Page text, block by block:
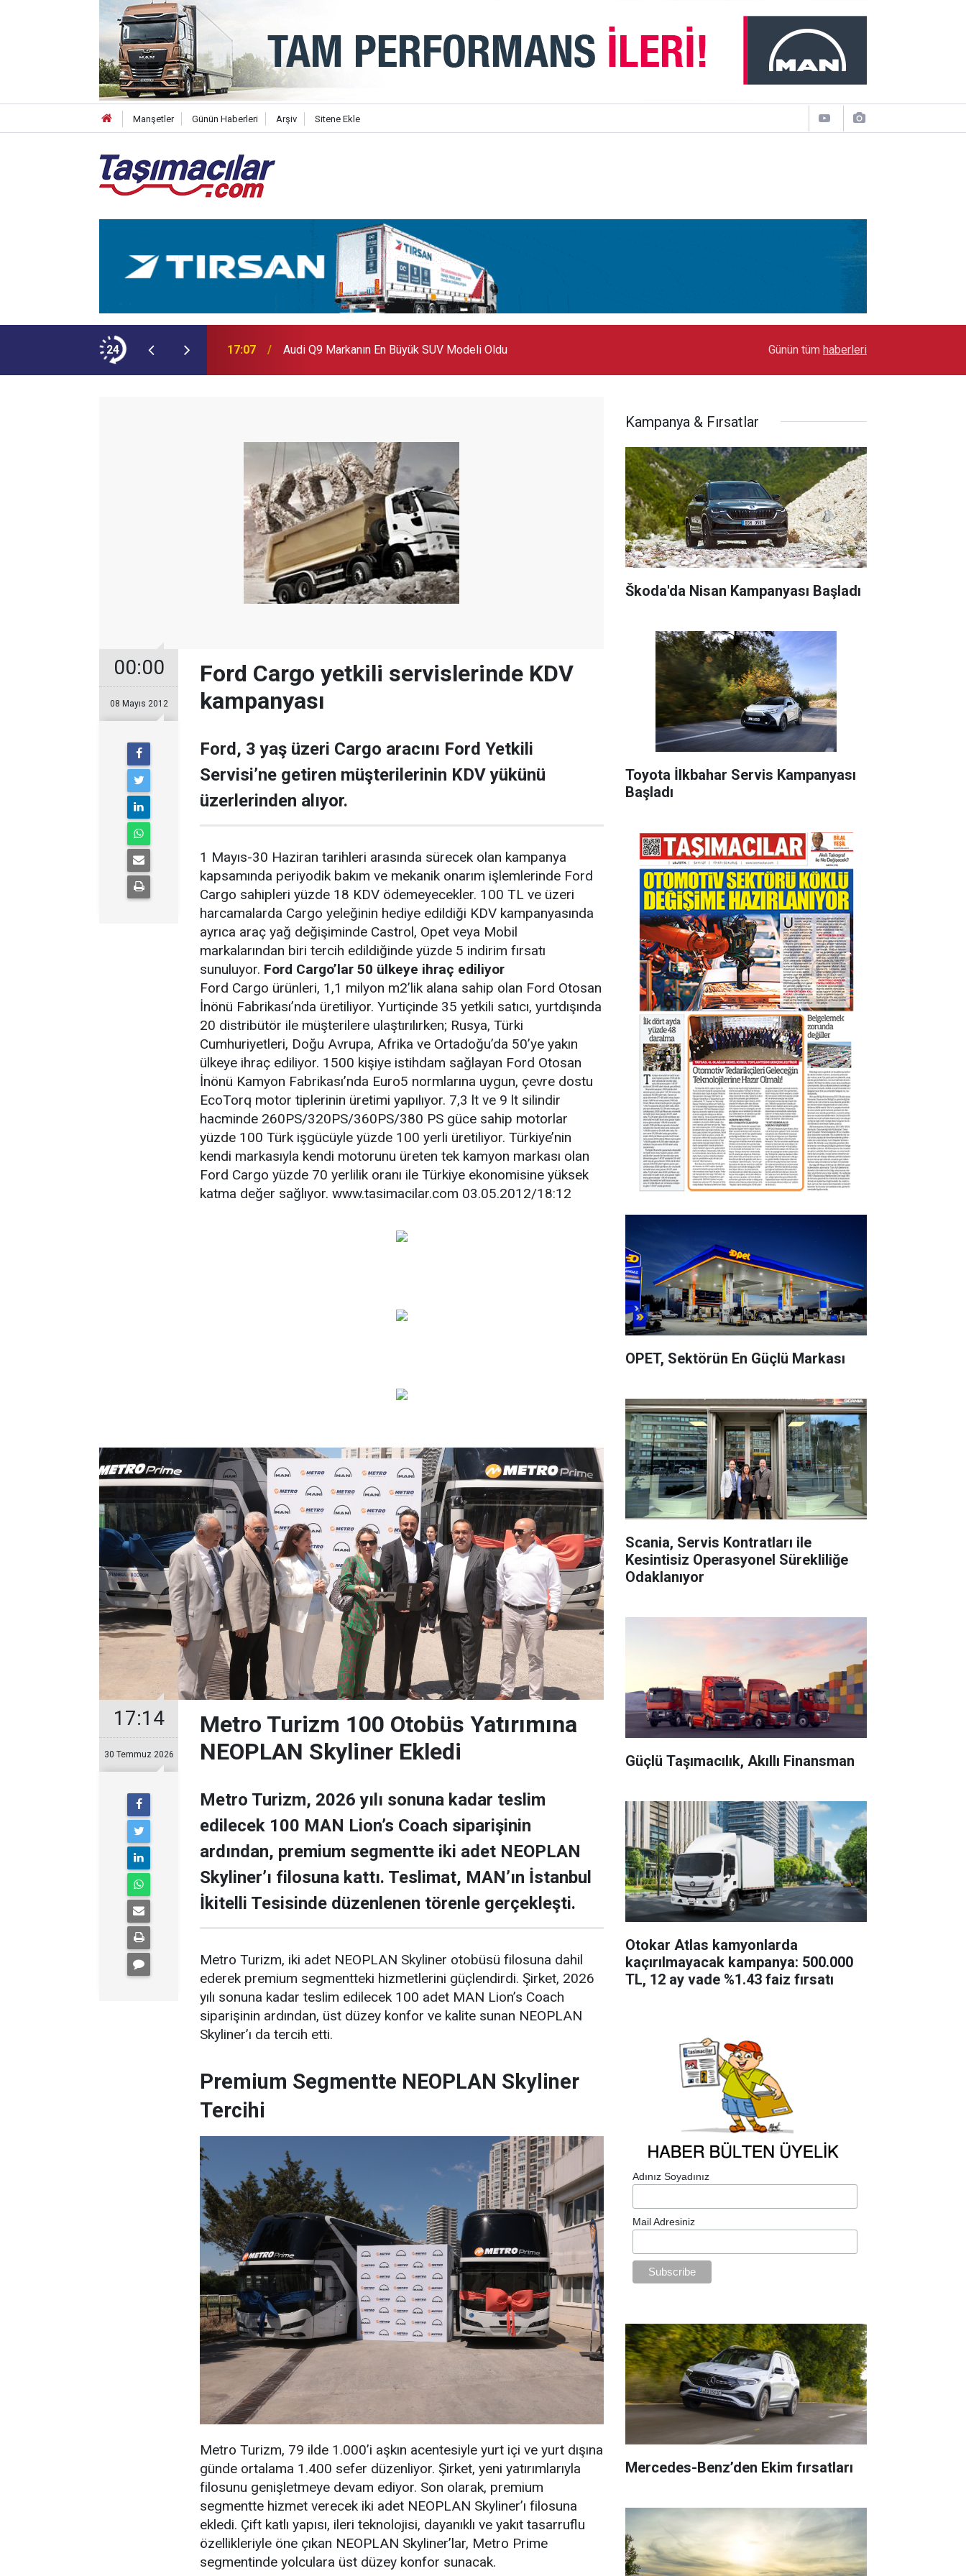
Manşetler Günün Haberleri Arşiv Sitene Ekle
24
NEOPLAN Skyliner Ekledi 17:07 Audi Q9 Markanın En Büyük SUV Modeli Oldu Toyota Otomotiv Sanayi Türkiye Üretime Ara
Günün tüm haberleri
00:00
08 Mayıs 2012
Ford Cargo yetkili servislerinde KDV
kampanyası
Ford, 3 yaş üzeri Cargo aracını Ford Yetkili
Servisi’ne getiren müşterilerinin KDV yükünü
üzerlerinden alıyor.
1 Mayıs-30 Haziran tarihleri arasında sürecek olan kampanya
kapsamında periyodik bakım ve mekanik onarım işlemlerinde Ford
Cargo sahipleri yüzde 18 KDV ödemeyecekler. 100 TL ve üzeri
harcamalarda Cargo yeleğinin hediye edildiği KDV kampanyasında
ayrıca araç yağ değişiminde Castrol, Opet veya Mobil
markalarından biri tercih edildiğinde yüzde 5 indirim fırsatı
sunuluyor. Ford Cargo’lar 50 ülkeye ihraç ediliyor
Ford Cargo ürünleri, 1,1 milyon m2’lik alana sahip olan Ford Otosan
İnönü Fabrikası’nda üretiliyor. Yurtiçinde 35 yetkili satıcı, yurtdışında
20 distribütör ile müşterilere ulaştırılırken; Rusya, Türki
Cumhuriyetleri, Doğu Avrupa, Afrika ve Ortadoğu’da 50’ye yakın
ülkeye ihraç ediliyor. 1500 kişiye istihdam sağlayan Ford Otosan
İnönü Kamyon Fabrikası’nda Euro5 normlarına uygun, çevre dostu
EcoTorq motor tiplerinin üretimi yapılıyor. 7,3 lt ve 9 lt silindir
hacminde 260PS/320PS/360PS/380 PS güce sahip motorlar
yüzde 100 Türk işgücüyle yüzde 100 yerli üretiliyor. Türkiye’nin
kendi markasıyla kendi motorunu üreten tek kamyon markası olan
Ford Cargo yüzde 70 yerlilik oranı ile Türkiye ekonomisine yüksek
katma değer sağlıyor. www.tasimacilar.com 03.05.2012/18:12
17:14
30 Temmuz 2026
Metro Turizm 100 Otobüs Yatırımına
NEOPLAN Skyliner Ekledi
Metro Turizm, 2026 yılı sonuna kadar teslim
edilecek 100 MAN Lion’s Coach siparişinin
ardından, premium segmentte iki adet NEOPLAN
Skyliner’ı filosuna kattı. Teslimat, MAN’ın İstanbul
İkitelli Tesisinde düzenlenen törenle gerçekleşti.
Metro Turizm, iki adet NEOPLAN Skyliner otobüsü filosuna dahil
ederek premium segmentteki hizmetlerini güçlendirdi. Şirket, 2026
yılı sonuna kadar teslim edilecek 100 adet MAN Lion’s Coach
siparişinin ardından, üst düzey konfor ve kalite sunan NEOPLAN
Skyliner’ı da tercih etti.
Premium Segmentte NEOPLAN Skyliner
Tercihi
Metro Turizm, 79 ilde 1.000’i aşkın acentesiyle yurt içi ve yurt dışına
günde ortalama 1.400 sefer düzenliyor. Şirket, yeni yatırımlarıyla
filosunu genişletmeye devam ediyor. Son olarak, premium
segmentte hizmet verecek iki adet NEOPLAN Skyliner’ı filosuna
ekledi. Çift katlı yapısı, ileri teknolojisi, dayanıklı ve yakıt tasarruflu
özellikleriyle öne çıkan NEOPLAN Skyliner’lar, Metro Prime
segmentinde yolculara üst düzey konfor sunacak.
Kampanya & Fırsatlar
Škoda'da Nisan Kampanyası Başladı
Toyota İlkbahar Servis Kampanyası
Başladı
OPET, Sektörün En Güçlü Markası
Scania, Servis Kontratları ile
Kesintisiz Operasyonel Sürekliliğe
Odaklanıyor
Güçlü Taşımacılık, Akıllı Finansman
Otokar Atlas kamyonlarda
kaçırılmayacak kampanya: 500.000
TL, 12 ay vade %1.43 faiz fırsatı
Adınız Soyadınız
Mail Adresiniz
Mercedes-Benz’den Ekim fırsatları